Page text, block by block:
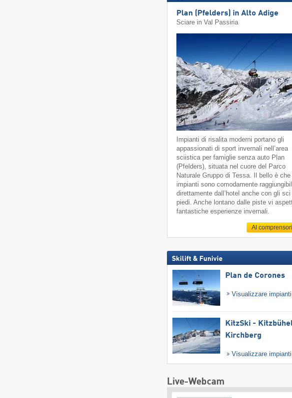
Plan (Pfelders) in Alto Adige
Sciare in Val Passiria
Impianti di risalita moderni portano gli
appassionati di sport invernali nell’area
sciistica per famiglie senza auto Plan
(Pfelders), situata nel cuore del Parco
Naturale Gruppo di Tessa. Il bello è che
impianti sono comodamente
direttamente dall’hotel anche con gli sci
piedi. Anche lontano dalle piste vi
fantastiche esperienze invernali.
Al
Skilift & Funivie
Plan de Corones
Visualizzare
KitzSki -
Kirchberg
Visualizzare
Live-Webcam